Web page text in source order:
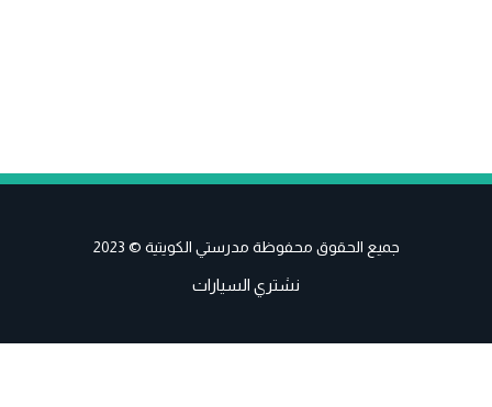
جميع الحقوق محفوظة مدرستي الكويتية © 2023
نشتري السيارات